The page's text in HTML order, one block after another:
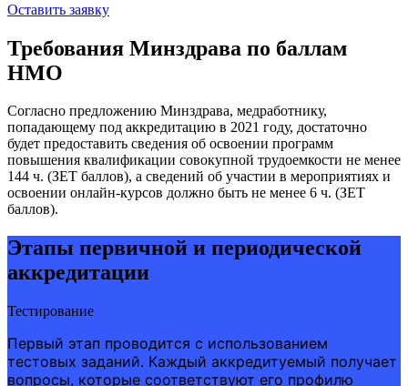
Оставить заявку
Требования Минздрава по баллам
НМО
Согласно предложению Минздрава, медработнику,
попадающему под аккредитацию в 2021 году, достаточно
будет предоставить сведения об освоении программ
повышения квалификации совокупной трудоемкости не менее
144 ч. (ЗЕТ баллов), а сведений об участии в мероприятиях и
освоении онлайн-курсов должно быть не менее 6 ч. (ЗЕТ
баллов).
Этапы первичной и периодической
аккредитации
Тестирование
Первый этап проводится с использованием
тестовых заданий. Каждый аккредитуемый получает
вопросы, которые соответствуют его профилю